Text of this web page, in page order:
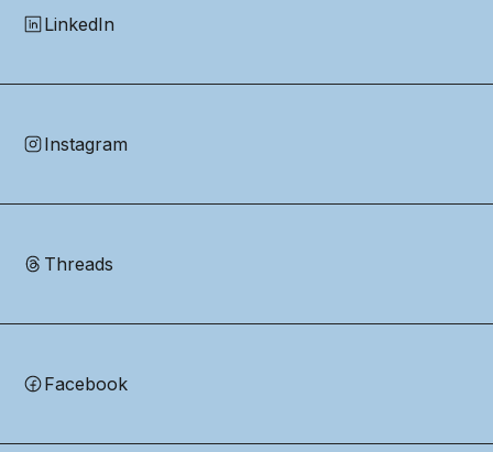
LinkedIn
Instagram
Threads
Facebook